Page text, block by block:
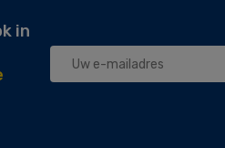
in